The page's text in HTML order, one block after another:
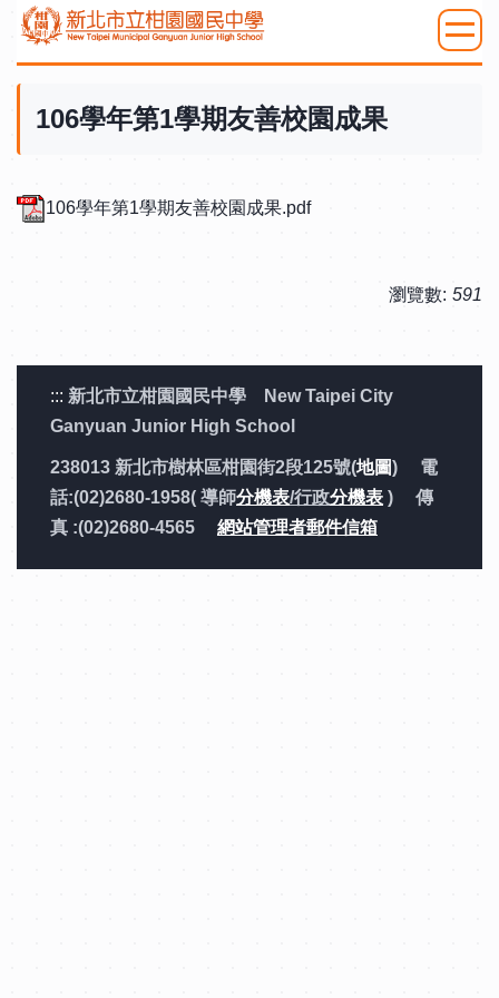
跳
主
區
106學年第1學期友善校園成果
106學年第1學期友善校園成果.pdf
瀏覽數: 591
::: 新北市立柑園國民中學 New Taipei City
Ganyuan Junior High School
238013 新北市樹林區柑園街2段125號(地圖) 電
話:(02)2680-1958( 導師分機表/行政分機表 ) 傳
真 :(02)2680-4565 網站管理者郵件信箱